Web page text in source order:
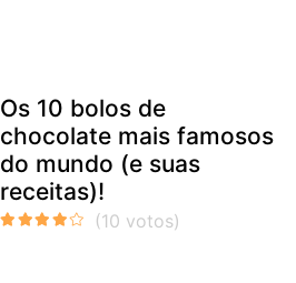
Os 10 bolos de
chocolate mais famosos
do mundo (e suas
receitas)!